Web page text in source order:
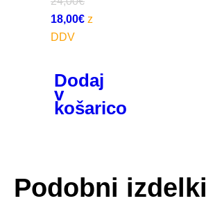
18,00€
Dodaj
v
košarico
Podobni izdelki